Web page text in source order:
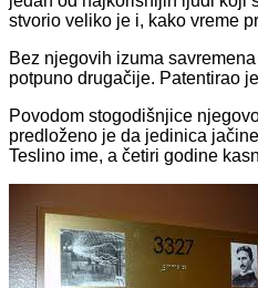
stvorio veliko je i, kako vreme
Bez njegovih izuma
potpuno drugačije. Patentirao
Povodom stogodišnjice
predloženo je da jedinica
Teslino ime, a četiri godine